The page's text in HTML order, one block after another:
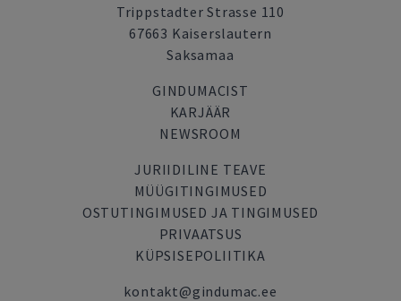
Trippstadter Strasse 110
67663 Kaiserslautern
Saksamaa
GINDUMACIST
KARJÄÄR
NEWSROOM
JURIIDILINE TEAVE
MÜÜGITINGIMUSED
OSTUTINGIMUSED JA TINGIMUSED
PRIVAATSUS
KÜPSISEPOLIITIKA
kontakt@gindumac.ee